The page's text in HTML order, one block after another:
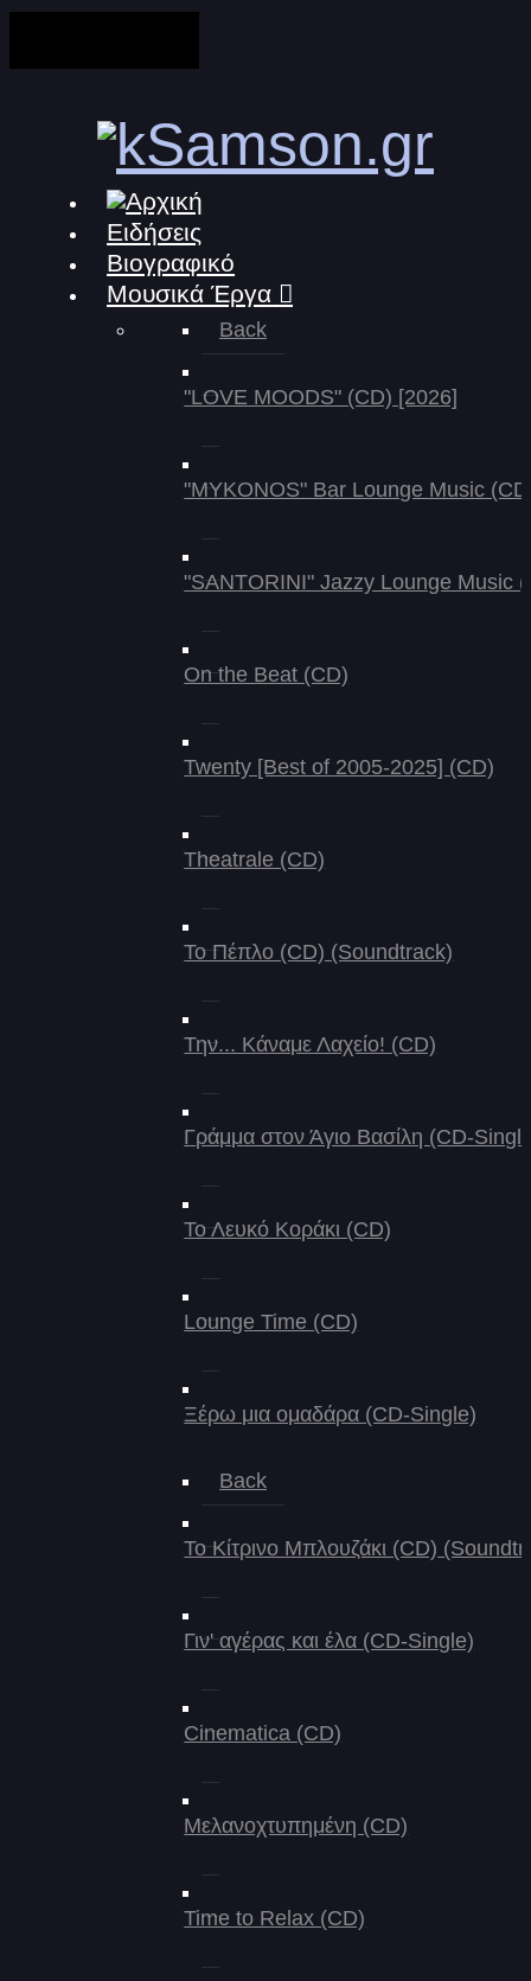
Ειδήσεις
Βιογραφικό
Μουσικά Έργα
Back
"LOVE MOODS" (CD) [2026]
"MYKONOS" Bar Lounge Music
"SANTORINI" Jazzy Lounge Music
On the Beat (CD)
Twenty [Best of 2005-2025] (CD)
Theatrale (CD)
Το Πέπλο (CD) (Soundtrack)
Την... Κάναμε Λαχείο! (CD)
Γράμμα στον Άγιο Βασίλη (CD-
Το Λευκό Κοράκι (CD)
Lounge Time (CD)
Ξέρω μια ομαδάρα (CD-Single)
Back
Το Κίτρινο Μπλουζάκι (CD)
Γιν' αγέρας και έλα (CD-Single)
Cinematica (CD)
Μελανοχτυπημένη (CD)
Time to Relax (CD)